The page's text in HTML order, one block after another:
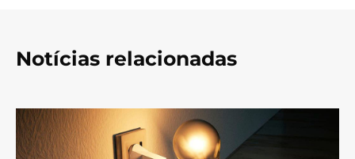
Notícias relacionadas